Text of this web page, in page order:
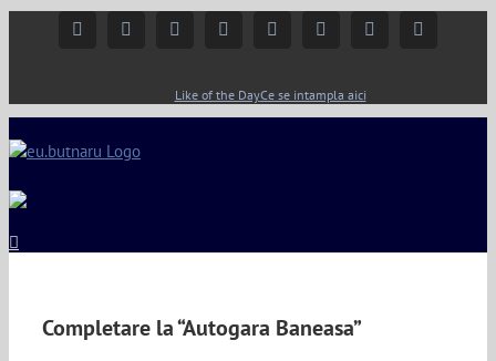
FacebookInstagramYouTubeTwitter Google+ Linkedin
Like of the DayCe se intampla aici
Completare la “Autogara Baneasa”